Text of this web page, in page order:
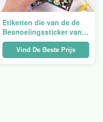
Etiketten die van de de
Besnoeiingssticker van
de douane de Duidelijke
Matrijs het Zelfklevende
Transparante
Vind De Beste Prijs